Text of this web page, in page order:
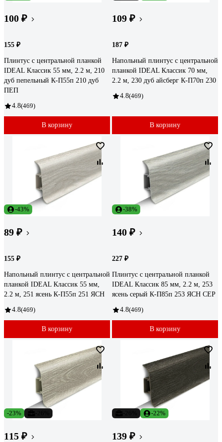
100 ₽
155 ₽
Плинтус с центральной планкой
IDEAL Классик 55 мм, 2.2 м, 210
дуб пепельный К-П55п 210 дуб
ПЕП
4.8(469)
В корзину
109 ₽
187 ₽
Напольный плинтус с центральной
планкой IDEAL Классик 70 мм,
2.2 м, 230 дуб айсберг К-П70п 230
4.8(469)
В корзину
-43%
89 ₽
155 ₽
Напольный плинтус с центральной
планкой IDEAL Классик 55 мм,
2.2 м, 251 ясень К-П55п 251 ЯСН
4.8(469)
В корзину
-38%
140 ₽
227 ₽
Плинтус с центральной планкой
IDEAL Классик 85 мм, 2.2 м, 253
ясень серый К-П85п 253 ЯСН СЕР
4.8(469)
В корзину
-23%
115 ₽
-22%
139 ₽